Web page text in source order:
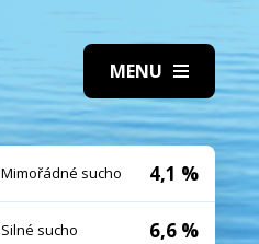
Mimořádné sucho 4,1 %
Silné sucho 6,6 %